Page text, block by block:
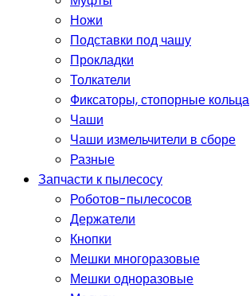
Ножи
Подставки под чашу
Прокладки
Толкатели
Фиксаторы, стопорные кольца
Чаши
Чаши измельчители в сборе
Разные
Запчасти к пылесосу
Роботов-пылесосов
Держатели
Кнопки
Мешки многоразовые
Мешки одноразовые